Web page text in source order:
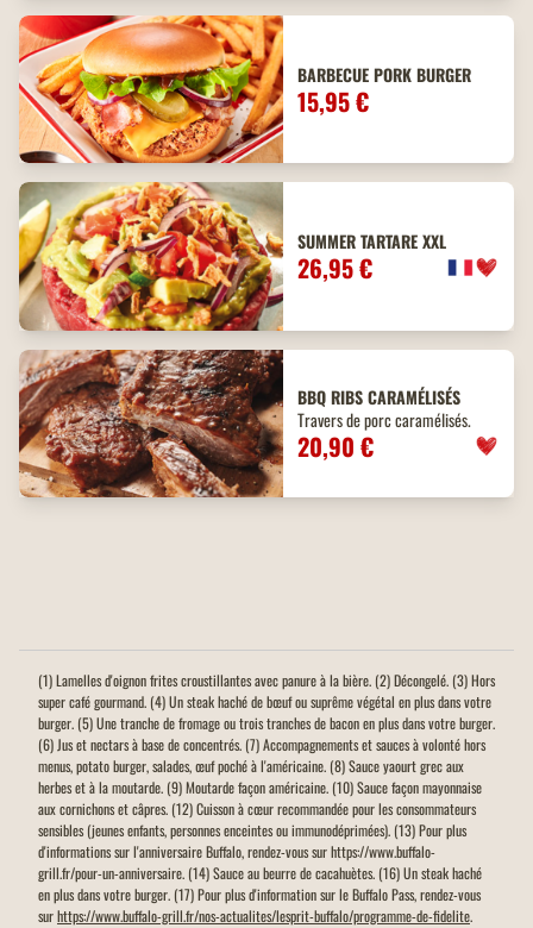
BARBECUE PORK BURGER
15,95 €
SUMMER TARTARE XXL
26,95 €
BBQRIBSCARAMÉLISÉS
Travers de porc caramélisés.
20,90 €
(1) Lamelles d'oignon frites croustillantes avec panure à la bière. (2) Décongelé. (3) Hors
super café gourmand. (4) Un steak haché de bœuf ou suprême végétal en plus dans votre
burger. (5) Une tranche de fromage ou trois tranches de bacon en plus dans votre burger.
(6) Jus et nectars à base de concentrés. (7) Accompagnements et sauces à volonté hors
menus, potato burger, salades, œuf poché à l'américaine. (8) Sauce yaourt grec aux
herbes et à la moutarde. (9) Moutarde façon américaine. (10) Sauce façon mayonnaise
aux cornichons et câpres. (12) Cuisson à cœur recommandée pour les consommateurs
sensibles (jeunes enfants, personnes enceintes ou immunodéprimées). (13) Pour plus
d'informations sur l'anniversaire Buffalo, rendez-vous sur https://www.buffalo-
grill.fr/pour-un-anniversaire. (14) Sauce au beurre de cacahuètes. (16) Un steak haché
en plus dans votre burger. (17) Pour plus d'information sur le Buffalo Pass, rendez-vous
surhttps://www.buffalo-grill.fr/nos-actualites/lesprit-buffalo/programme-de-fidelite.